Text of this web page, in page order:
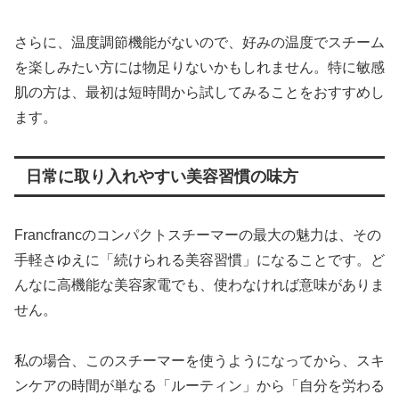
さらに、温度調節機能がないので、好みの温度でスチーム
を楽しみたい方には物足りないかもしれません。特に敏感
肌の方は、最初は短時間から試してみることをおすすめし
ます。
日常に取り入れやすい美容習慣の味方
Francfrancのコンパクトスチーマーの最大の魅力は、その
手軽さゆえに「続けられる美容習慣」になることです。ど
んなに高機能な美容家電でも、使わなければ意味がありま
せん。
私の場合、このスチーマーを使うようになってから、スキ
ンケアの時間が単なる「ルーティン」から「自分を労わる